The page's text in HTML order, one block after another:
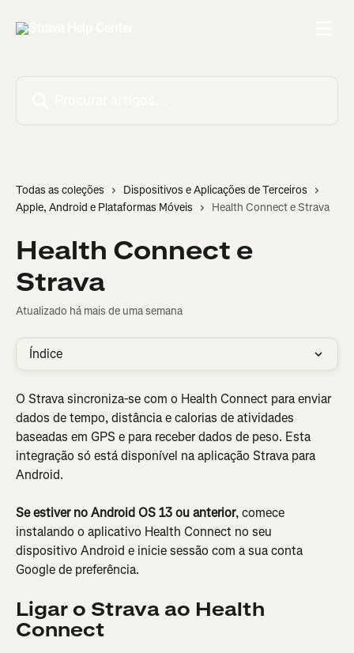
Todas as coleções
Dispositivos e Aplicações de Terceiros
Apple, Android e Plataformas Móveis
Health Connect e Strava
Health Connect e
Strava
Atualizado há mais de uma semana
Índice
O Strava sincroniza-se com o Health Connect para enviar
dados de tempo, distância e calorias de atividades
baseadas em GPS e para receber dados de peso. Esta
integração só está disponível na aplicação Strava para
Android.
Se estiver no Android OS 13 ou anterior, comece
instalando o aplicativo Health Connect no seu
dispositivo Android e inicie sessão com a sua conta
Google de preferência.
Ligar o Strava ao Health
Connect